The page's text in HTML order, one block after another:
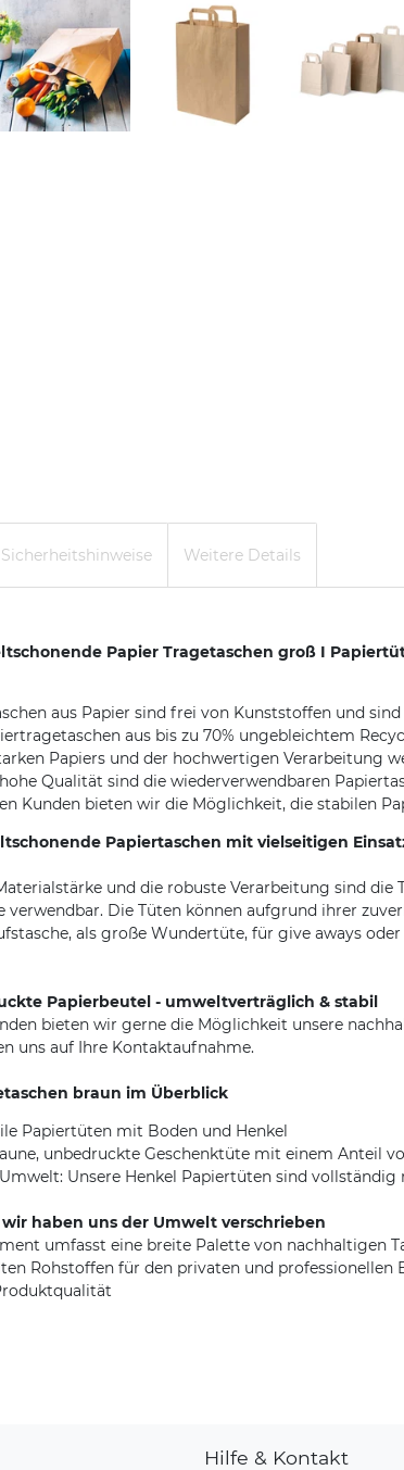
Sicherheitshinweise Weitere Details
Papier Tragetaschen groß I
aus Papier sind frei von Kunststoffen und
aus bis zu 70% ungebleichtem
Papiers und der hochwertigen Verarbeitung
Qualität sind die wiederverwendbaren
Kunden bieten wir die Möglichkeit, die stabilen
Papiertaschen mit vielseitigen
und die robuste Verarbeitung sind
verwendbar. Die Tüten können aufgrund ihrer
als große Wundertüte, für give aways
Papierbeutel - umweltverträglich & stabil
bieten wir gerne die Möglichkeit unsere
uns auf Ihre Kontaktaufnahme.
braun im Überblick
Papiertüten mit Boden und Henkel
unbedruckte Geschenktüte mit einem Anteil
Unsere Henkel Papiertüten sind
wir haben uns der Umwelt verschrieben
umfasst eine breite Palette von nachhaltigen
Rohstoffen für den privaten und
Hilfe & Kontakt